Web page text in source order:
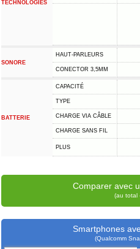
TECHNOLOGIES
SONORE
HAUT-PARLEURS
CONECTOR 3,5MM
BATTERIE
CAPACITÉ
TYPE
CHARGE VIA CÂBLE
CHARGE SANS FIL
PLUS
Comparer avec
(au total
Smartphones
(Qualcomm